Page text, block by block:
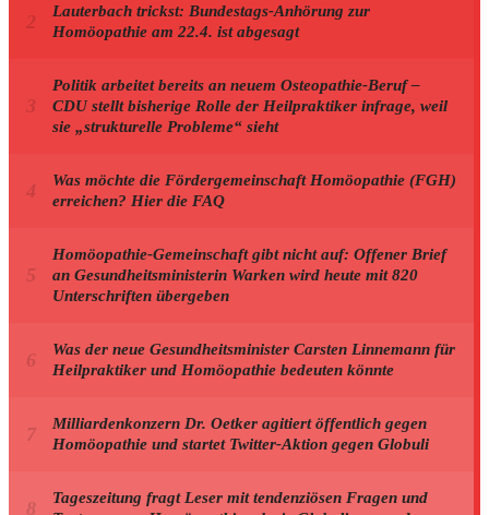
Lauterbach trickst: Bundestags-Anhörung zur
Homöopathie am 22.4. ist abgesagt
Politik arbeitet bereits an neuem Osteopathie-Beruf –
CDU stellt bisherige Rolle der Heilpraktiker infrage, weil
sie „strukturelle Probleme“ sieht
Was möchte die Fördergemeinschaft Homöopathie (FGH)
erreichen? Hier die FAQ
Homöopathie-Gemeinschaft gibt nicht auf: Offener Brief
an Gesundheitsministerin Warken wird heute mit 820
Unterschriften übergeben
Was der neue Gesundheitsminister Carsten Linnemann für
Heilpraktiker und Homöopathie bedeuten könnte
Milliardenkonzern Dr. Oetker agitiert öffentlich gegen
Homöopathie und startet Twitter-Aktion gegen Globuli
Tageszeitung fragt Leser mit tendenziösen Fragen und